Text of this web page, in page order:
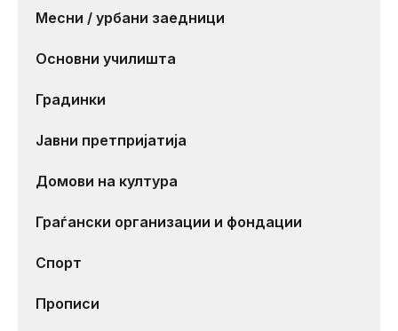
Месни / урбани заедници
Основни училишта
Градинки
Јавни претпријатија
Домови на култура
Граѓански организации и фондации
Спорт
Прописи